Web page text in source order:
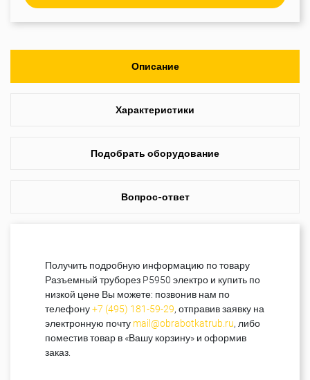
Описание
Характеристики
Подобрать оборудование
Вопрос-ответ
Получить подробную информацию по товару
Разъемный труборез P5950 электро и купить по
низкой цене Вы можете: позвонив нам по
телефону+7 (495) 181-59-29, отправив заявку на
электронную почту mail@obrabotkatrub.ru, либо
поместив товар в «Вашу корзину» и оформив
заказ.